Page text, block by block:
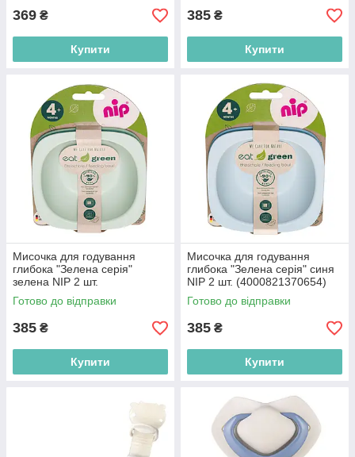
369 ₴
Купити
385 ₴
Купити
Мисочка для годування
глибока "Зелена серія"
зелена NIP 2 шт.
(4000821370654)
Готово до відправки
385 ₴
Купити
Мисочка для годування
глибока "Зелена серія" синя
NIP 2 шт. (4000821370654)
Готово до відправки
385 ₴
Купити